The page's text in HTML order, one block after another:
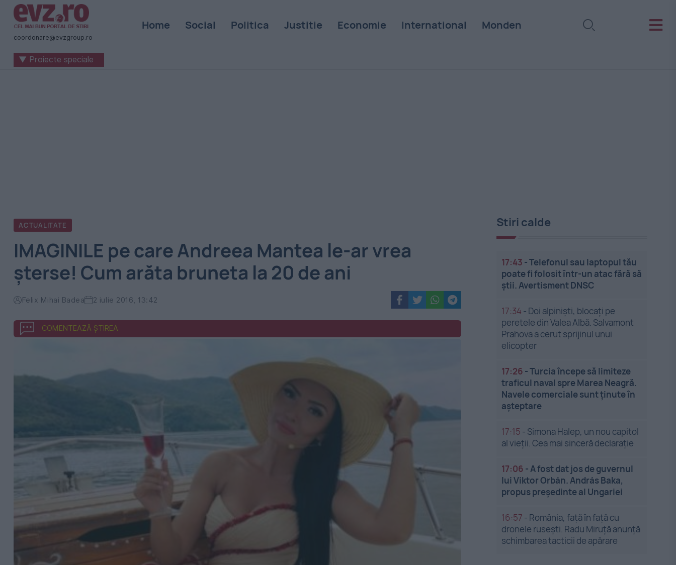
Știri
naționale
internaționale
coordonare@evzgroup.ro
Home Social Politica Justitie Economie International Monden
▼ Proiecte speciale
ACTUALITATE
IMAGINILE pe care Andreea Mantea le-ar vrea
şterse! Cum arăta bruneta la 20 de ani
Felix Mihai Badea 2 iulie 2016, 13:42
COMENTEAZĂ ȘTIREA
Stiri calde
17:43 -Telefonul sau laptopul tău
poate fi folosit într-un atac fără să
știi. Avertisment DNSC
17:34 - Doi alpiniști, blocați pe
peretele din Valea Albă. Salvamont
Prahova a cerut sprijinul unui
elicopter
17:26 -Turcia începe să limiteze
traficul naval spre Marea Neagră.
Navele comerciale sunt ținute în
așteptare
17:15 - Simona Halep, un nou capitol
al vieții. Cea mai sinceră declarație
17:06 -A fost dat jos de guvernul
lui Viktor Orbán. András Baka,
propus președinte al Ungariei
16:57 - România, față în față cu
dronele rusești. Radu Miruță anunță
schimbarea tacticii de apărare